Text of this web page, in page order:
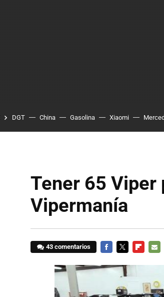
DGT China Gasolina Xiaomi
Tener 65 Viper
Vipermanía
43 comentarios